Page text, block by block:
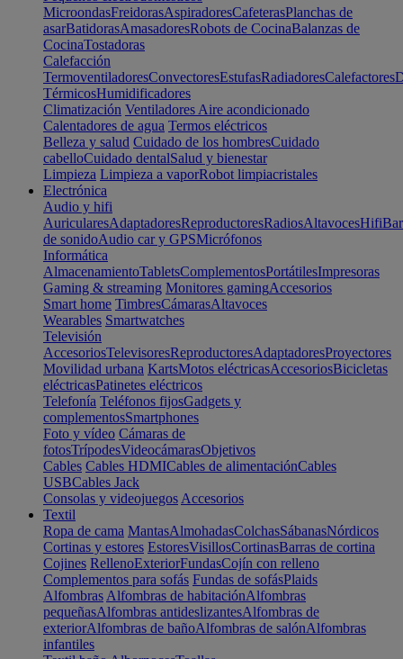
MicroondasFreidorasAspiradoresCafeterasPlanchas de
asarBatidorasAmasadoresRobots de CocinaBalanzas de
CocinaTostadoras
Calefacción
TermoventiladoresConvectoresEstufasRadiadoresCalefactores
TérmicosHumidificadores
Climatización Ventiladores Aire acondicionado
Calentadores de agua Termos eléctricos
Belleza y salud Cuidado de los hombresCuidado
cabelloCuidado dentalSalud y bienestar
Limpieza Limpieza a vaporRobot limpiacristales
Electrónica
Audio y hifi
AuricularesAdaptadoresReproductoresRadiosAltavocesHifi
de sonidoAudio car y GPSMicrófonos
Informática
AlmacenamientoTabletsComplementosPortátilesImpresoras
Gaming & streaming Monitores gamingAccesorios
Smart home TimbresCámarasAltavoces
Wearables Smartwatches
Televisión
AccesoriosTelevisoresReproductoresAdaptadoresProyectores
Movilidad urbana KartsMotos eléctricasAccesoriosBicicletas
eléctricasPatinetes eléctricos
Telefonía Teléfonos fijosGadgets y
complementosSmartphones
Foto y vídeo Cámaras de
fotosTrípodesVideocámarasObjetivos
Cables Cables HDMICables de alimentaciónCables
USBCables Jack
Consolas y videojuegos Accesorios
Textil
Ropa de cama MantasAlmohadasColchasSábanasNórdicos
Cortinas y estores EstoresVisillosCortinasBarras de cortina
Cojines RellenoExteriorFundasCojín con relleno
Complementos para sofás Fundas de sofásPlaids
Alfombras Alfombras de habitaciónAlfombras
pequeñasAlfombras antideslizantesAlfombras de
exteriorAlfombras de bañoAlfombras de salónAlfombras
infantiles